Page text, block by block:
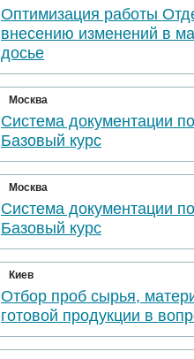
Оптимизация работы
внесению изменений в
досье
Москва
Система документации
Базовый курс
Москва
Система документации
Базовый курс
Киев
Отбор проб сырья,
готовой продукции в